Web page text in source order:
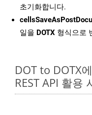
초기화합니다.
일을 DOTX 형식으로
DOT to DOTX
REST API 활용